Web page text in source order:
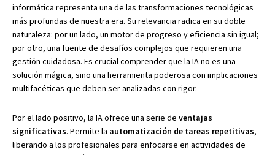
informática representa una de las transformaciones tecnológicas
más profundas de nuestra era. Su relevancia radica en su doble
naturaleza: por un lado, un motor de progreso y eficiencia sin igual;
por otro, una fuente de desafíos complejos que requieren una
gestión cuidadosa. Es crucial comprender que la IA no es una
solución mágica, sino una herramienta poderosa con implicaciones
multifacéticas que deben ser analizadas con rigor.
Por el lado positivo, la IA ofrece una serie de ventajas
significativas. Permite la automatización de tareas repetitivas,
liberando a los profesionales para enfocarse en actividades de